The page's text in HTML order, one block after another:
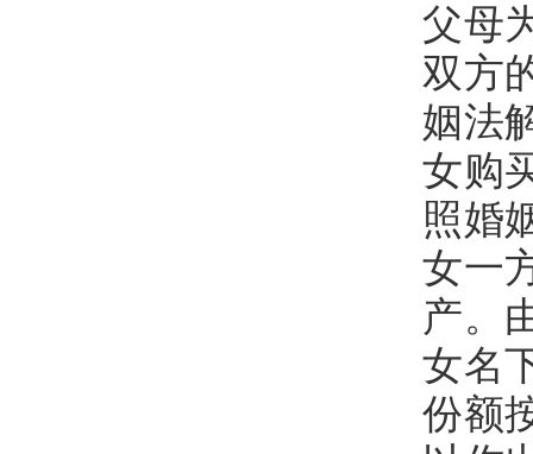
父母
双方
姻法
女购
照婚
女一
产。
女名
份额